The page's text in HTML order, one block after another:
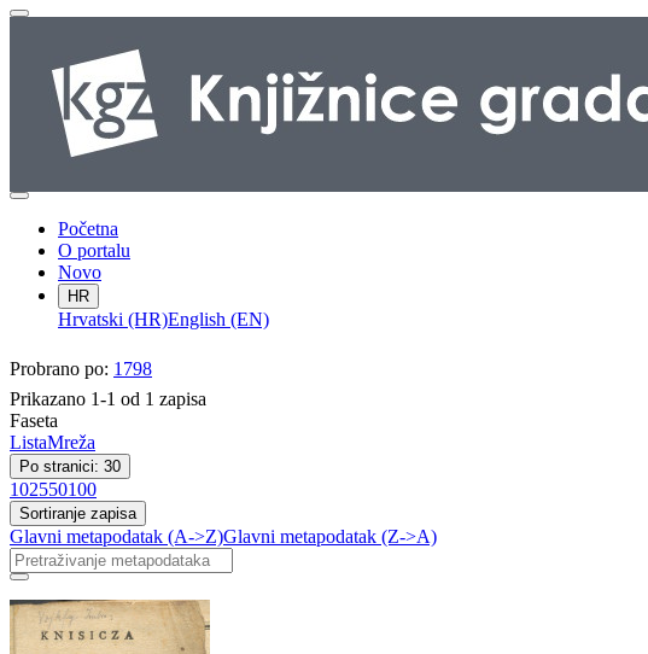
Početna
O portalu
Novo
HR
Hrvatski (HR)English (EN)
Probrano po: 1798
Prikazano 1-1 od 1 zapisa
Faseta
ListaMreža
Po stranici: 30
102550100
Sortiranje zapisa
Glavni metapodatak (A->Z)Glavni metapodatak (Z->A)